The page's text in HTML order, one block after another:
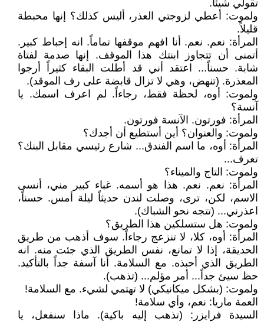
تقولي شيئاً.
ولموت: أعطي لزوجتي العذر، أليس كذلك؟ إنها محبطة
قليلاً.
المرأة: نعم. نعم. أنا افهم موقفها تماماً. انه إحباط كبير.
أتمنى أن تتجاوز ابنتك هذا الموقف. إنها صدمة لفتاة
شابة. حسناً... اعتقد أني قد أطلت البقاء كثيراً أرجوا
المعذرة. (تنهض، وهي لا تزال قابضة على رف الموقد).
ولموت: أوه، لحظة فقط، رجاءاً. لم اعرف اسمك. يا
آنسة؟
المرأة: فورتون. الآنسة فورتون.
ولموت: والعنوان؟ أين أستطيع أن أجدك؟
المرأة: أوه، ما اسم الفندق... شارع رئيسي مقابل البنك؟
تعرف...
ولموت: التاج والميناء؟
المرأة: نعم. نعم. هذا هو أسمه. غباء كبير مني، أنسى
الاسم، لكن، ترى، وصلت لندن حديثاً ليلة أمس. حسناً،
اعذرني... (تتجه نحو الشباك).
ولموت: هل ستسلكين هذا الطريق؟
المرأة: أوه، كلا، لا تنزعج رجاءاً. سوف أذهب من طريق
الحديقة، إذا لا تمانع، نفس الطريق الذي جئت منه. انه
الطريق الذي أحبذه. مع السلامة. أنا آسفة جداً بالتأكيد.
حظ سيئ جداً... أمر مؤلم... (تذهب).
ولموت: (بشكل ميكانيكي) لا تهتمي لشيء. مع السلامة!
العمة ماريا: نعم، وأي سلامة!
السيدة فرايزر: (تذهب إليه باكية). ماذا سنفعل، يا